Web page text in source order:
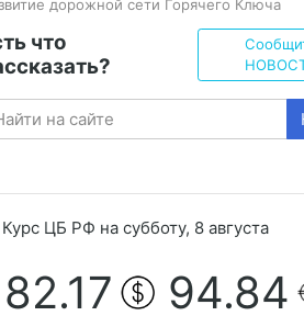
дорожной сети Горячего Ключа
что
Курс ЦБ РФ на субботу, 8 августа
82.17 94.84